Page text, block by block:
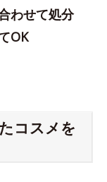
わせて処分
OK
コスメを